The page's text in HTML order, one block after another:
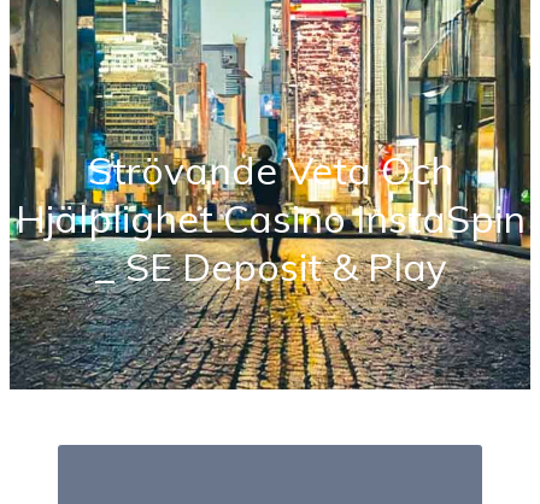
Strövande Veta Och
Hjälplighet Casino InstaSpin
_ SE Deposit & Play